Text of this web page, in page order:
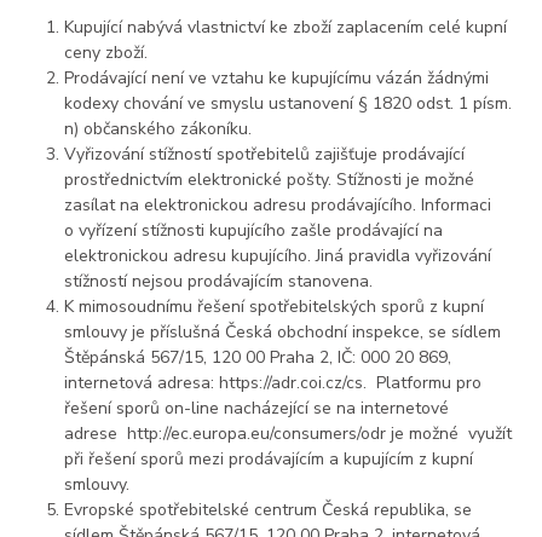
Kupující nabývá vlastnictví ke zboží zaplacením celé kupní
ceny zboží.
Prodávající není ve vztahu ke kupujícímu vázán žádnými
kodexy chování ve smyslu ustanovení § 1820 odst. 1 písm.
n) občanského zákoníku.
Vyřizování stížností spotřebitelů zajišťuje prodávající
prostřednictvím elektronické pošty. Stížnosti je možné
zasílat na elektronickou adresu prodávajícího. Informaci
o vyřízení stížnosti kupujícího zašle prodávající na
elektronickou adresu kupujícího. Jiná pravidla vyřizování
stížností nejsou prodávajícím stanovena.
K mimosoudnímu řešení spotřebitelských sporů z kupní
smlouvy je příslušná Česká obchodní inspekce, se sídlem
Štěpánská 567/15, 120 00 Praha 2, IČ: 000 20 869,
internetová adresa: https://adr.coi.cz/cs. Platformu pro
řešení sporů on-line nacházející se na internetové
adrese http://ec.europa.eu/consumers/odr je možné využít
při řešení sporů mezi prodávajícím a kupujícím z kupní
smlouvy.
Evropské spotřebitelské centrum Česká republika, se